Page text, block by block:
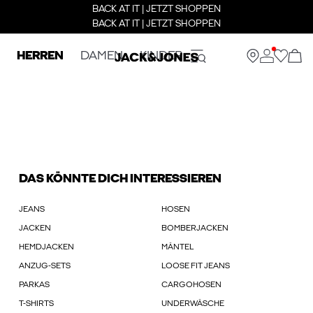
BACK AT IT | JETZT SHOPPEN
BACK AT IT | JETZT SHOPPEN
HERREN DAMEN KINDER
DAS KÖNNTE DICH INTERESSIEREN
JEANS HOSEN
JACKEN BOMBERJACKEN
HEMDJACKEN MÄNTEL
ANZUG-SETS LOOSE FIT JEANS
PARKAS CARGOHOSEN
T-SHIRTS UNDERWÄSCHE